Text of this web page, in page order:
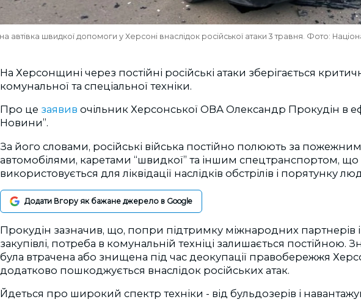
автівка швидкої допомоги у Херсоні внаслідок російської атаки 3 травня. Фото:
На Херсонщині через постійні російські атаки зберігається
комунальної та спеціальної техніки.
Про це заявив очільник Херсонської ОВА Олександр Прокудін в
Новини”.
За його словами, російські війська постійно полюють за
автомобілями, каретами “швидкої” та іншим спецтранспортом, що
використовується для ліквідації наслідків обстрілів і порятунку
Додати Вгору як бажане джерело в Google
Прокудін зазначив, що, попри підтримку міжнародних партнерів
закупівлі, потреба в комунальній техніці залишається постійною.
була втрачена або знищена під час деокупації правобережжя
додатково пошкоджується внаслідок російських атак.
Йдеться про широкий спектр техніки - від бульдозерів і